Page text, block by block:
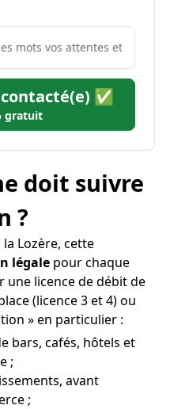
✅
gratuit
doit suivre
?
la Lozère, cette
légale pour chaque
licence de débit de
(licence 3 et 4) ou
» en particulier :
bars, cafés, hôtels et
;
avant
;